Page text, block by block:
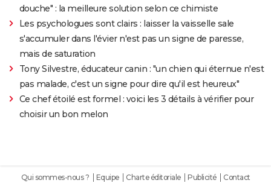
douche" : la meilleure solution selon ce chimiste
Les psychologues sont clairs : laisser la vaisselle sale
s'accumuler dans l'évier n'est pas un signe de paresse,
mais de saturation
Tony Silvestre, éducateur canin : "un chien qui éternue n'est
pas malade, c'est un signe pour dire qu'il est heureux"
Ce chef étoilé est formel : voici les 3 détails à vérifier pour
choisir un bon melon
Qui sommes-nous ? Equipe Charte éditoriale Publicité Contact